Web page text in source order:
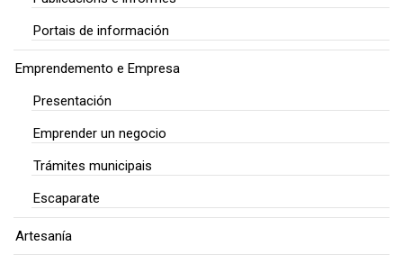
Portais de información
Emprendemento e Empresa
Presentación
Emprender un negocio
Trámites municipais
Escaparate
Artesanía